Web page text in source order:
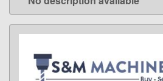
LEARN MORE